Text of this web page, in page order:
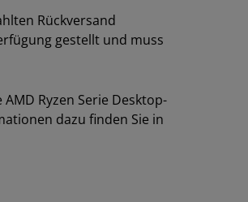
Rückversand
gestellt und muss
Ryzen Serie Desktop-
dazu finden Sie in